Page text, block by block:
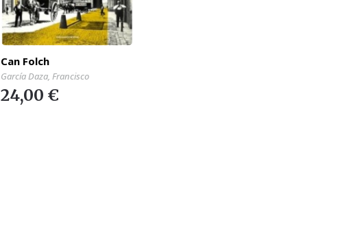
Can Folch
García Daza, Francisco
24,00 €